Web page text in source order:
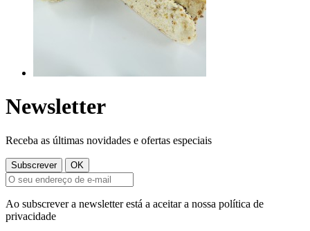
Newsletter
Receba as últimas novidades e ofertas especiais
Ao subscrever a newsletter está a aceitar a nossa política de
privacidade